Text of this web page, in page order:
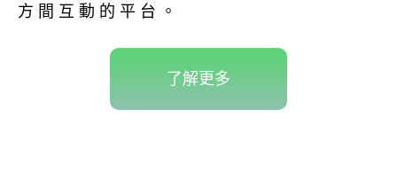
方間互動的平台。
了解更多